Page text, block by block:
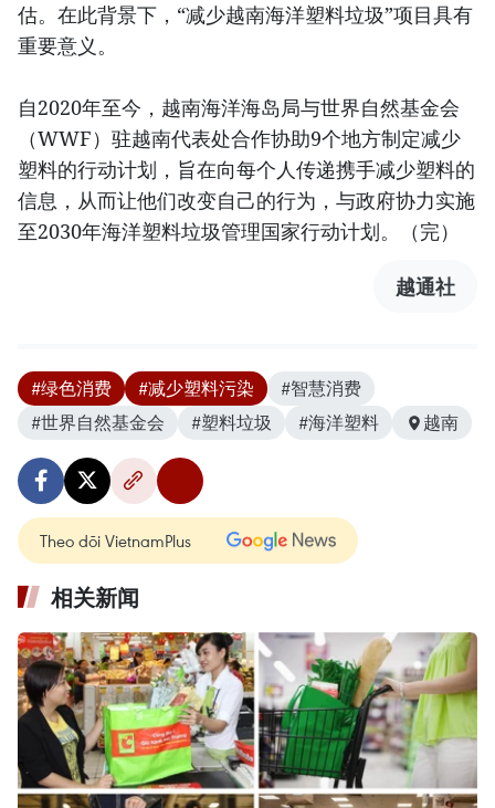
估。在此背景下，“减少越南海洋塑料垃圾”项目具有
重要意义。
自2020年至今，越南海洋海岛局与世界自然基金会
（WWF）驻越南代表处合作协助9个地方制定减少
塑料的行动计划，旨在向每个人传递携手减少塑料的
信息，从而让他们改变自己的行为，与政府协力实施
至2030年海洋塑料垃圾管理国家行动计划。（完）
越通社
#绿色消费 #减少塑料污染
#智慧消费
#世界自然基金会
#塑料垃圾 #海洋塑料 越南
Theo dõi VietnamPlus
相关新闻